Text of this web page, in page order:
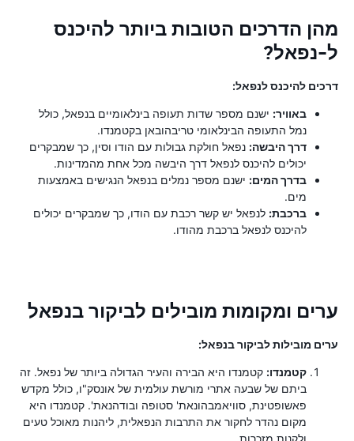
מהן הדרכים הטובות ביותר להיכנס
ל-נפאל?
דרכים להיכנס לנפאל:
באוויר: ישנם מספר שדות תעופה בינלאומיים בנפאל, כולל
נמל התעופה הבינלאומי טריבהובאן בקטמנדו.
דרך היבשה: נפאל חולקת גבולות עם הודו וסין, כך שמבקרים
יכולים להיכנס לנפאל דרך היבשה מכל אחת מהמדינות.
בדרך המים: ישנם מספר נמלים בנפאל הנגישים באמצעות
מים.
ברכבת: לנפאל יש קשר רכבת עם הודו, כך שמבקרים יכולים
להיכנס לנפאל ברכבת מהודו.
ערים ומקומות מובילים לביקור בנפאל
ערים מובילות לביקור בנפאל:
קטמנדו: קטמנדו היא הבירה והעיר הגדולה ביותר של נפאל. זה
ביתם של שבעה אתרי מורשת עולמית של אונסק"ו, כולל מקדש
פאשופטינת, סוויאמבהונאת' סטופה ובודהנאת'. קטמנדו היא
מקום נהדר לחקור את התרבות הנפאלית, ליהנות מאוכל טעים
ולקנות מזכרות.